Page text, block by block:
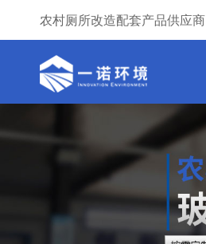
农村厕所改造配套产品供应商